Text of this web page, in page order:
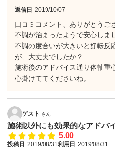
返信日 2019/10/07
口コミコメント、ありがとうご
不調が治まったようで安心しま
不調の度合いが大きいと好転反
が、大丈夫でしたか？
施術後のアドバイス通り体軸重
心掛けててくださいね。
ゲスト さん
施術以外にも効果的なアドバ
5.00
投稿日 2019/08/31利用日 2019/08/31